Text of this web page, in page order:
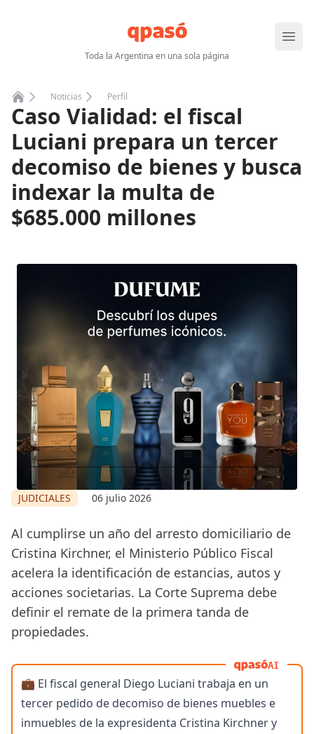
Toda la Argentina en una sola página
Abrir
Home
Noticias Perfil
Caso Vialidad: el fiscal
Luciani prepara un tercer
decomiso de bienes y busca
indexar la multa de
$685.000 millones
JUDICIALES 06 julio 2026
Al cumplirse un año del arresto domiciliario de
Cristina Kirchner, el Ministerio Público Fiscal
acelera la identificación de estancias, autos y
acciones societarias. La Corte Suprema debe
definir el remate de la primera tanda de
propiedades.
AI
💼 El fiscal general Diego Luciani trabaja en un
tercer pedido de decomiso de bienes muebles e
inmuebles de la expresidenta Cristina Kirchner y